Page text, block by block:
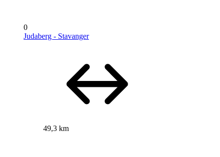
0
Judaberg - Stavanger
49,3 km